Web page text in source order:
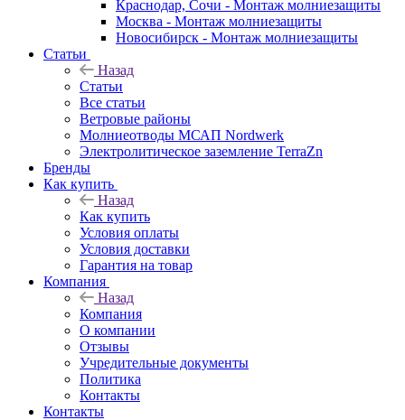
Краснодар, Сочи - Монтаж молниезащиты
Москва - Монтаж молниезащиты
Новосибирск - Монтаж молниезащиты
Статьи
Назад
Статьи
Все статьи
Ветровые районы
Молниеотводы МСАП Nordwerk
Электролитическое заземление TerraZn
Бренды
Как купить
Назад
Как купить
Условия оплаты
Условия доставки
Гарантия на товар
Компания
Назад
Компания
О компании
Отзывы
Учредительные документы
Политика
Контакты
Контакты